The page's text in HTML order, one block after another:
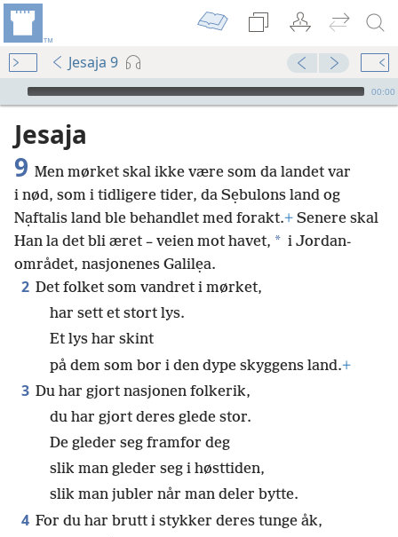
Jesaja 9
Audio Player
00:00
Jesaja
9 Men mørket skal ikke være som da landet var
i nød, som i tidligere tider, da Sẹbulons land og
Nạftalis land ble behandlet med forakt.+ Senere skal
Han la det bli æret – veien mot havet, * i Jordan-
området, nasjonenes Galilẹa.
2 Det folket som vandret i mørket,
har sett et stort lys.
Et lys har skint
på dem som bor i den dype skyggens land.+
3 Du har gjort nasjonen folkerik,
du har gjort deres glede stor.
De gleder seg framfor deg
slik man gleder seg i høsttiden,
slik man jubler når man deler bytte.
4 For du har brutt i stykker deres tunge åk,